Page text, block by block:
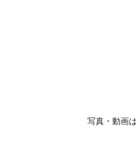
写真・動画